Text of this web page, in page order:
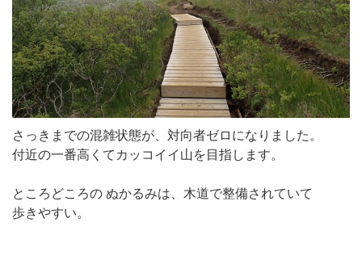
さっきまでの混雑状態が、対向者ゼロになりました。
付近の一番高くてカッコイイ山を目指します。
ところどころの ぬかるみは、木道で整備されていて
歩きやすい。